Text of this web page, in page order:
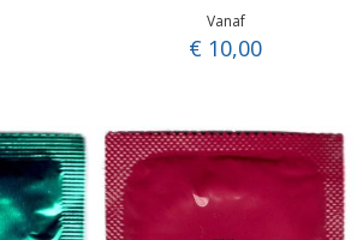
Vanaf
€ 10,00